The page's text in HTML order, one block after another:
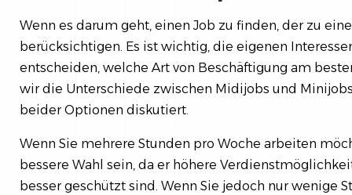
Wenn es darum geht, einen Job zu finden, der zu
berücksichtigen. Es ist wichtig, die eigenen
entscheiden, welche Art von Beschäftigung am
wir die Unterschiede zwischen Midijobs und
beider Optionen diskutiert.
Wenn Sie mehrere Stunden pro Woche arbeiten
bessere Wahl sein, da er höhere
besser geschützt sind. Wenn Sie jedoch nur wenige